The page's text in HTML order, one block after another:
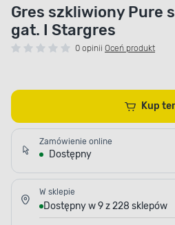
Gres szkliwiony Pure
gat. I Stargres
0 opinii Oceń produkt
Kup
Zamówienie online
Dostępny
W sklepie
Dostępny w 9 z 228 sklepów